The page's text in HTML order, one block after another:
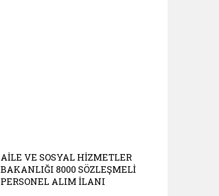
AILE VE SOSYAL HIZMETLER
BAKANLIĞI 8000 SÖZLEŞMELI
PERSONEL ALIM İLANI